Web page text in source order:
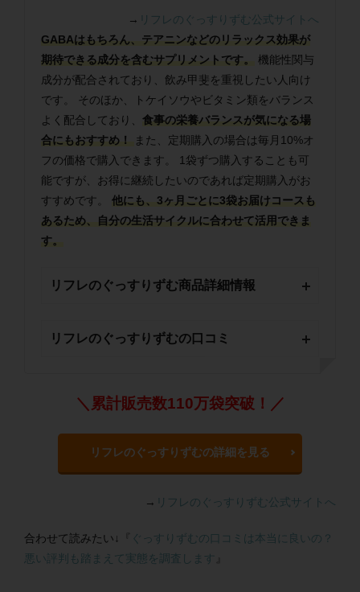
→
リフレのぐっすりずむ公式サイトへ
GABAはもちろん、テアニンなどのリラックス効果が
期待できる成分を含むサプリメントです。
機能性関与
成分が配合されており、飲み甲斐を重視したい人向け
です。 そのほか、トケイソウやビタミン類をバランス
よく配合しており、 食事の栄養バランスが気になる場
合にもおすすめ！
また、定期購入の場合は毎月10%オ
フの価格で購入できます。 1袋ずつ購入することも可
能ですが、お得に継続したいのであれば定期購入がお
すすめです。 他にも、3ヶ月ごとに3袋お届けコースも
あるため、自分の生活サイクルに合わせて活用できま
す。
リフレのぐっすりずむ商品詳細情報
リフレのぐっすりずむの口コミ
＼累計販売数110万袋突破！／
リフレのぐっすりずむの詳細を見る
→ リフレのぐっすりずむ公式サイトへ
合わせて読みたい↓『
ぐっすりずむの口コミは本当に良いの？
悪い評判も踏まえて実態を調査します